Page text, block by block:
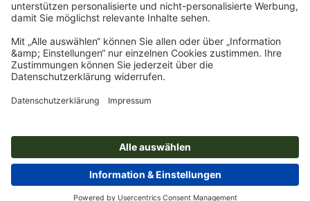
Gutscheincodes kombinierbar.Der Gutschein ist nach Erhalt sechs Wochen gültig.
Warenkorb eintragen und auf ausgewählte Produkte sparen. Kein
Mindestbestellwert. Mehrfach einlösbar. Keine Barauszahlung. Nicht mit weiteren
Aktionen kombinierbar. Die Aktion gilt bis einschließlich 31.08.2026.
Warenkorb eintragen und auf ausgewählte Produkte sparen. Kein